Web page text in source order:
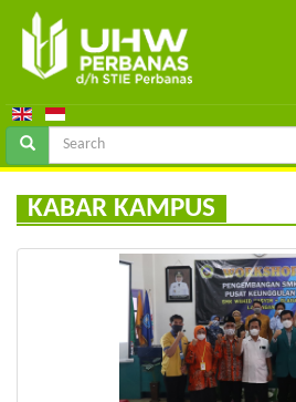
KABAR KAMPUS